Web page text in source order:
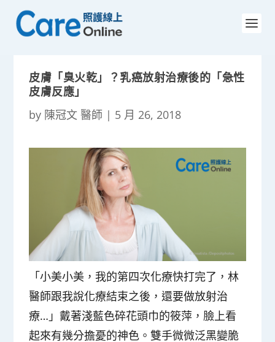
皮膚「臭火乾」？乳癌放射治療後的「急性
皮膚反應」
by 陳冠文 醫師 | 5 月 26, 2018
「小美小美，我的第四次化療快打完了，林
醫師跟我說化療結束之後，還要做放射治
療…」戴著淺藍色碎花頭巾的筱萍，臉上看
起來有幾分擔憂的神色。雙手微微泛黑變脆